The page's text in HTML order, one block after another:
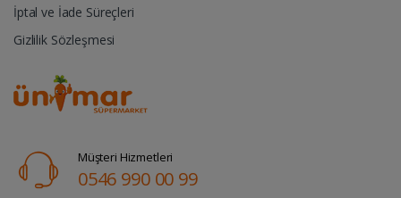
İptal ve İade Süreçleri
Gizlilik Sözleşmesi
Müşteri Hizmetleri
0546 990 00 99